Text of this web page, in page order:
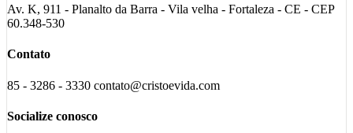
Av. K, 911 - Planalto da Barra - Vila velha - Fortaleza - CE - CEP
60.348-530
Contato
85 - 3286 - 3330 contato@cristoevida.com
Socialize conosco